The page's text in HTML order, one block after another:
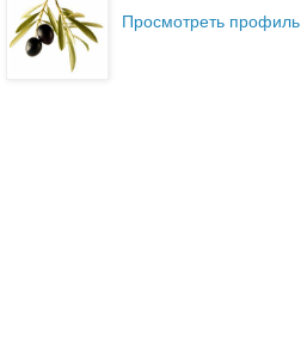
Просмотреть профиль